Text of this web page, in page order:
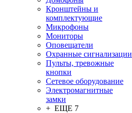
Кронштейны и
комплектующие
Микрофоны
Мониторы
Оповещатели
Охранные сигнализации
Пульты, тревожные
кнопки
Сетевое оборудование
Электромагнитные
замки
+ ЕЩЕ 7